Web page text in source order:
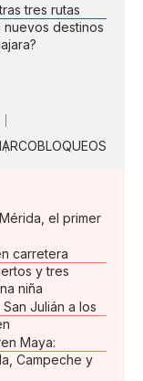
tres rutas
nuevos destinos
el primer
carretera
y tres
niña
Julián a los
Maya:
Campeche y